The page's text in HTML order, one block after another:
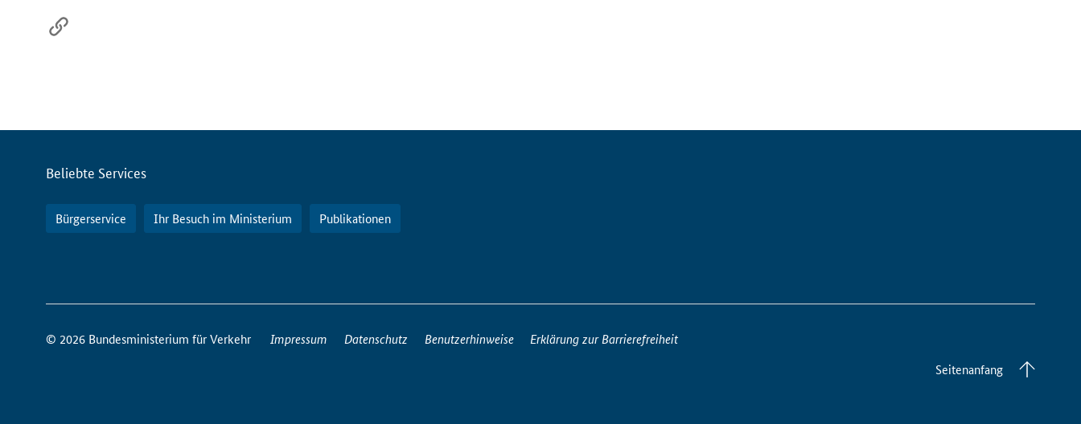
Servicemenü
Beliebte Services
Bürgerservice Ihr Besuch im Ministerium Publikationen
So
Sie
© 2026 Bundesministerium für Verkehr Impressum Datenschutz Benutzerhinweise
Erklärung zur Barrierefreiheit
Seitenanfang